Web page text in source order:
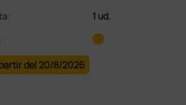
:
1 ud.
del 20/8/2026